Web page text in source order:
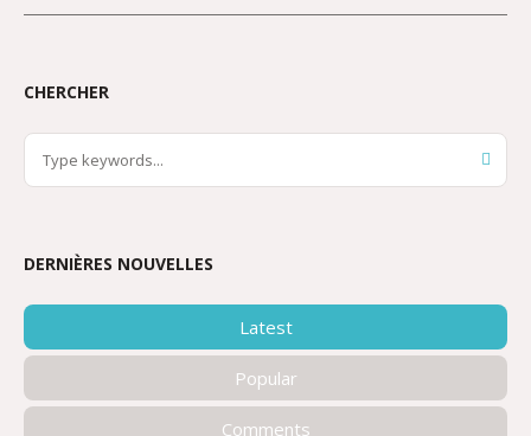
CHERCHER
DERNIÈRES NOUVELLES
Latest
Popular
Comments